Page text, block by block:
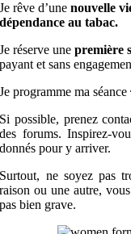
Je rêve d’unenouvelle
dépendance au tabac.
Je réserve unepremière
payant et sans
Je programme ma séance
Si possible, prenez
des forums. Inspirez-
donnés pour y arriver.
Surtout, ne soyez pas
raison ou une autre,
pas bien grave.